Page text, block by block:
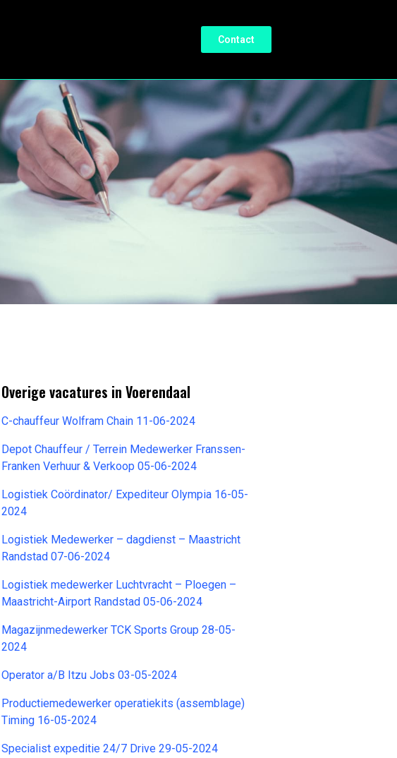
Contact
Overige vacatures in Voerendaal
C-chauffeur Wolfram Chain 11-06-2024
Depot Chauffeur / Terrein Medewerker Franssen-
Franken Verhuur & Verkoop 05-06-2024
Logistiek Coördinator/ Expediteur Olympia 16-05-
2024
Logistiek Medewerker – dagdienst – Maastricht
Randstad 07-06-2024
Logistiek medewerker Luchtvracht – Ploegen –
Maastricht-Airport Randstad 05-06-2024
Magazijnmedewerker TCK Sports Group 28-05-
2024
Operator a/B Itzu Jobs 03-05-2024
Productiemedewerker operatiekits (assemblage)
Timing 16-05-2024
Specialist expeditie 24/7 Drive 29-05-2024